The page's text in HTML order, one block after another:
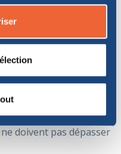
à joindre à la
acceptées que dans
PNG et BMP.
doivent pas dépasser